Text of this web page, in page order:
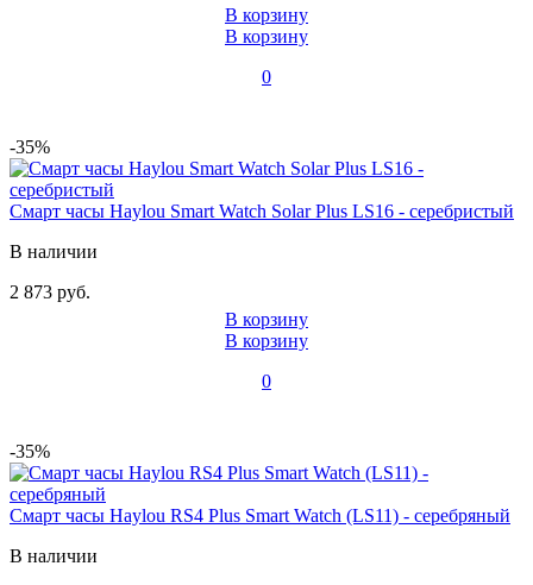
В корзину
В корзину
0
-35%
Смарт часы Haylou Smart Watch Solar Plus LS16 - серебристый
В наличии
2 873 руб.
В корзину
В корзину
0
-35%
Смарт часы Haylou RS4 Plus Smart Watch (LS11) - серебряный
В наличии